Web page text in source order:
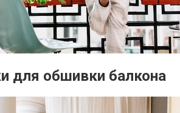
для обшивки балкона